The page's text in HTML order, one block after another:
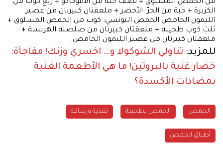
من الحمص المسلوق + نصف حبة من الأفوكادو + ربع كوب من
الكزبرة + حبة من الحرّ .الأخضر + ملعقتان كبيرتان من عصير
الليمون الحامض الحمص التونسي: كوب من الحمص المسلوق +
ثلث كوب طحينة + ملعقتان كبيرتان من صلصلة الهريسة +
ملعقتان كبيرتان من عصير الليمون الحامض.
للمزيد: تناولي الشوكولا و… اخسري وزنك! مفاجأة:
خضار غنية بالبروتين! ما هي الأطعمة الغنية
بمضادات الأكسدة؟
الحمص الحمص بطحينة تغذية ورشاقة
أطباق الحمص